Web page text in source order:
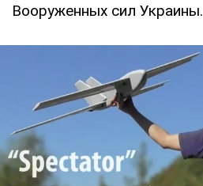
Вооруженных сил Украины.